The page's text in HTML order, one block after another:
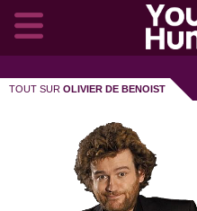
TOUT SUR OLIVIER DE BENOIST